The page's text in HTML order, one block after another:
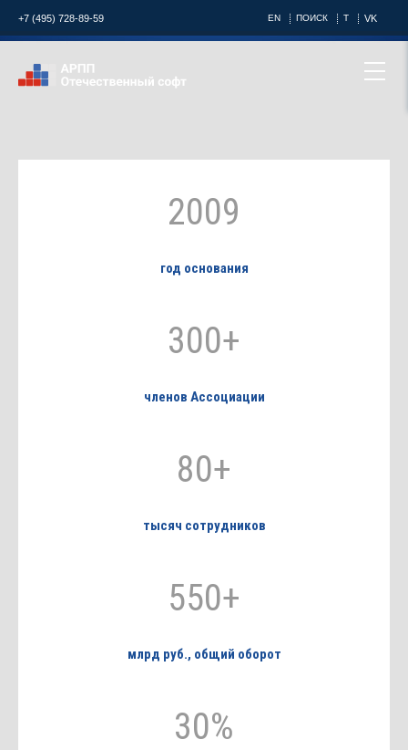
+7 (495) 728-89-59 EN ПОИСК T VK
2009
год основания
300+
членов Ассоциации
80+
тысяч сотрудников
550+
млрд руб., общий оборот
30%